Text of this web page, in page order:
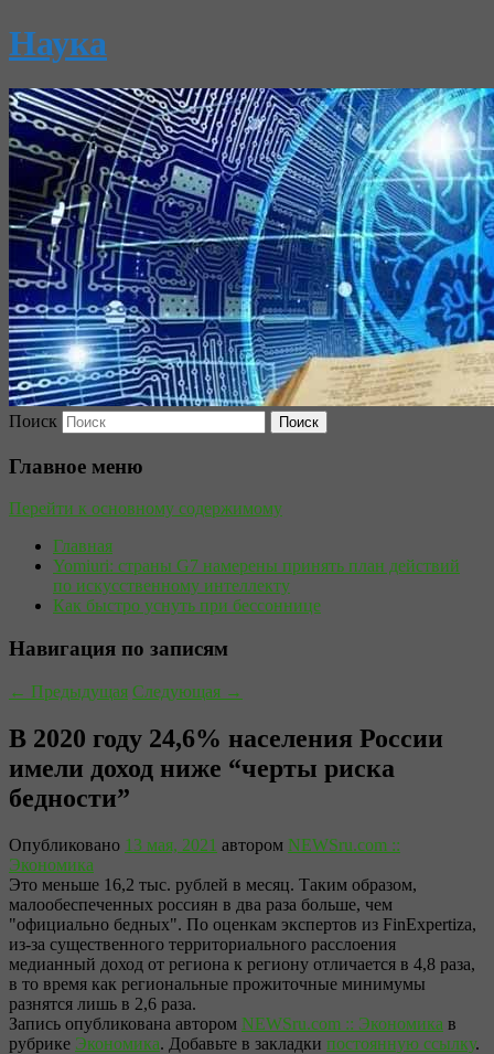
Наука
Поиск
Главное меню
Перейти к основному содержимому
Главная
Yomiuri: страны G7 намерены принять план действий
по искусственному интеллекту
Как быстро уснуть при бессоннице
Навигация по записям
← Предыдущая Следующая →
В 2020 году 24,6% населения России
имели доход ниже “черты риска
бедности”
Опубликовано 13 мая, 2021 автором NEWSru.com ::
Экономика
Это меньше 16,2 тыс. рублей в месяц. Таким образом,
малообеспеченных россиян в два раза больше, чем
"официально бедных". По оценкам экспертов из FinExpertiza,
из-за существенного территориального расслоения
медианный доход от региона к региону отличается в 4,8 раза,
в то время как региональные прожиточные минимумы
разнятся лишь в 2,6 раза.
Запись опубликована автором NEWSru.com :: Экономика в
рубрике Экономика. Добавьте в закладки постоянную ссылку.